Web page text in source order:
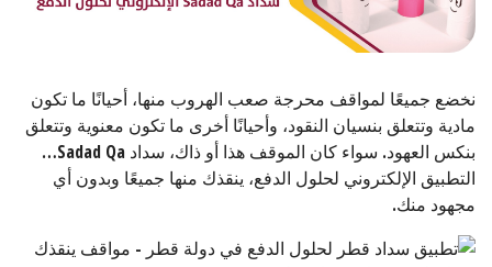
نخضع جميعًا لمواقف محرجة صعب الهروب منها، أحيانًا ما تكون
مادية وتتعلق بنسيان النقود، وأحيانًا أخرى ما تكون معنوية وتتعلق
بنكس العهود. سواء كان الموقف هذا أو ذاك، سداد Sadad Qa…
التطبيق الإلكتروني لحلول الدفع، ينقذك منها جميعًا وبدون أي
مجهود منك.